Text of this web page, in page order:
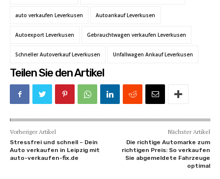
auto verkaufen Leverkusen Autoankauf Leverkusen
Autoexport Leverkusen Gebrauchtwagen verkaufen Leverkusen
Schneller Autoverkauf Leverkusen Unfallwagen Ankauf Leverkusen
Teilen Sie den Artikel
Vorheriger Artikel
Stressfrei und schnell – Dein
Auto verkaufen in Leipzig mit
auto-verkaufen-fix.de
Nächster Artikel
Die richtige Automarke zum
richtigen Preis: So verkaufen
Sie abgemeldete Fahrzeuge
optimal